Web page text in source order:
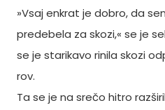
»Vsaj enkrat je dobro, da
predebela za skozi,« se je
se je starikavo rinila skozi
rov.
Ta se je na srečo hitro